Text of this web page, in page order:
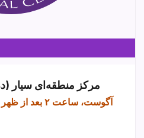
مرکز منطقه‌ای سیار
۱۲ آگوست، ساعت ۲ بعد از ظهر